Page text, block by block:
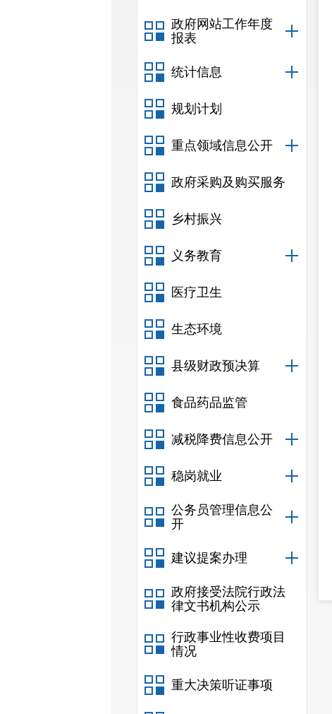
政府网站工作年度
报表
统计信息
规划计划
重点领域信息公开
政府采购及购买服务
乡村振兴
义务教育
医疗卫生
生态环境
县级财政预决算
食品药品监管
减税降费信息公开
稳岗就业
公务员管理信息公
开
建议提案办理
政府接受法院行政法
律文书机构公示
行政事业性收费项目
情况
重大决策听证事项